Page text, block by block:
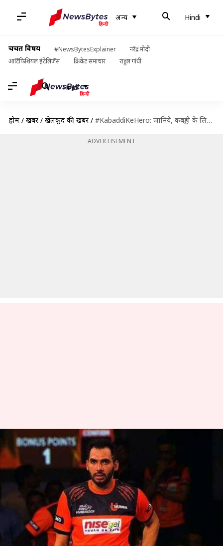
अन्य Hindi
चर्चित विषय #NewsBytesExplainer
नरेंद्र मोदी
आर्टिफिशियल इंटेलिजेंस
क्रिकेट समाचार राहुल गांधी
Hindi
होम / खबरें / खेलकूद की खबरें / #KabaddiKeHero: जानिये, कबड्डी के लिए मार खाने से लेकर 'कैप्टन कूल अनूप' बनने तक की कहानी
ADVERTISEMENT
#KabaddiKeHero: जानिये,
कबड्डी के लिए मार खाने से लेकर
'कैप्टन कूल अनूप' बनने तक की
कहानी
Neeraj Pandey Dec 06, 2018 06:13 pm
क्या है खबर?